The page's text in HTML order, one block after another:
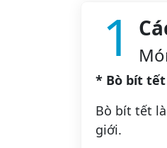
1
* Bò bít tết
Bò bít tết
giới.